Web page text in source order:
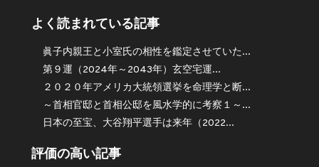
よく読まれている記事
眞子内親王と小室氏の相性を鑑定させていた...
第９運（2024年～2043年）玄空宅運...
２０２０年アメリカ大統領選挙を命理学と断...
～首相官邸と首相公邸を風水学的に考察１～...
日本の至宝、大谷翔平選手は来年（2022...
評価の高い記事